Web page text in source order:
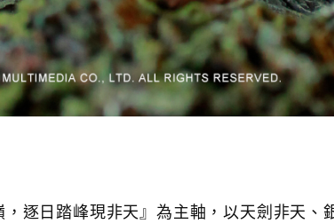
逐日踏峰現非天』為主軸，以天劍非天、